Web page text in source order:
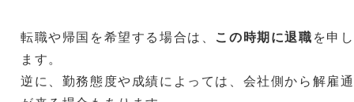
転職や帰国を希望する場合は、 この時期に退職を申
ます。
逆に、勤務態度や成績によっては、会社側から解雇